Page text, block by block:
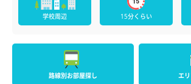
学校周辺 15分くらい
路線別お部屋探し エ